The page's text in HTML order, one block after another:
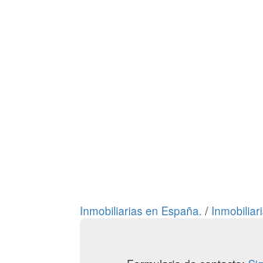
Inmobiliarias en España. /